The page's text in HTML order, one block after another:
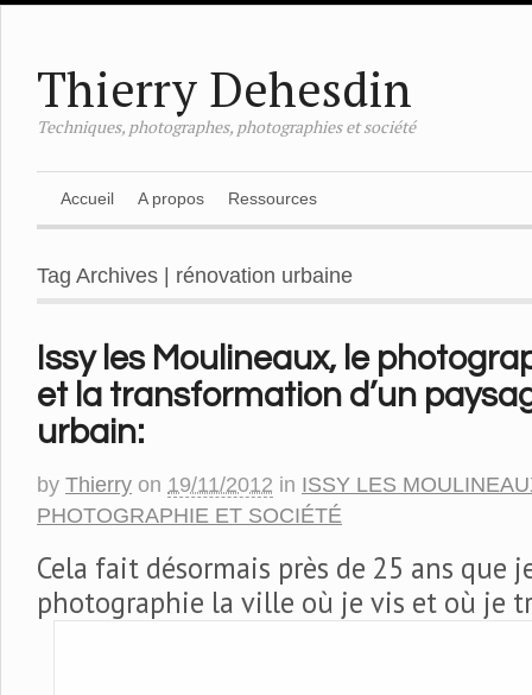
Thierry Dehesdin
Techniques, photographes, photographies et société
Accueil A propos Ressources
Tag Archives | rénovation urbaine
Issy les Moulineaux, le
et la transformation d’un
urbain:
by Thierry on 19/11/2012 in ISSY LES
PHOTOGRAPHIE ET SOCIÉTÉ
Cela fait désormais près de 25 ans que
photographie la ville où je vis et où je